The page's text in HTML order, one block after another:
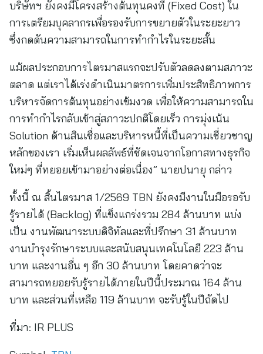
บริษัทฯ ยังคงมีโครงสร้างต้นทุนคงที่ (Fixed Cost) ใน
การเตรียมบุคลากรเพื่อรองรับการขยายตัวในระยะยาว
ซึ่งกดดันความสามารถในการทำกำไรในระยะสั้น
แม้ผลประกอบการไตรมาสแรกจะปรับตัวลดลงตามสภาวะ
ตลาด แต่เราได้เร่งดำเนินมาตรการเพิ่มประสิทธิภาพการ
บริหารจัดการต้นทุนอย่างเข้มงวด เพื่อให้ความสามารถใน
การทำกำไรกลับเข้าสู่สภาวะปกติโดยเร็ว การมุ่งเน้น
Solution ด้านสินเชื่อและบริหารหนี้ที่เป็นความเชี่ยวชาญ
หลักของเรา เริ่มเห็นผลลัพธ์ที่ชัดเจนจากโอกาสทางธุรกิจ
ใหม่ๆ ที่ทยอยเข้ามาอย่างต่อเนื่อง” นายปนายุ กล่าว
ทั้งนี้ ณ สิ้นไตรมาส 1/2569 TBN ยังคงมีงานในมือรอรับ
รู้รายได้ (Backlog) ที่แข็งแกร่งรวม 284 ล้านบาท แบ่ง
เป็น งานพัฒนาระบบดิจิทัลและที่ปรึกษา 31 ล้านบาท
งานบำรุงรักษาระบบและสนับสนุนเทคโนโลยี 223 ล้าน
บาท และงานอื่น ๆ อีก 30 ล้านบาท โดยคาดว่าจะ
สามารถทยอยรับรู้รายได้ภายในปีนี้ประมาณ 164 ล้าน
บาท และส่วนที่เหลือ 119 ล้านบาท จะรับรู้ในปีถัดไป
ที่มา: IR PLUS